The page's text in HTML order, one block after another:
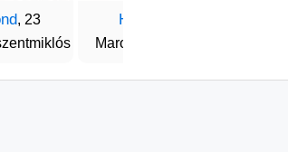
, 23
Huni
Marosvásárhely